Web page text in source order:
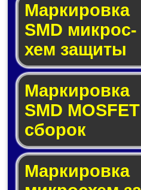
Мар­ки­ров­ка
SMD мик­рос­
хем защиты
Мар­ки­ров­ка
SMD MOSFET
сбо­рок
Мар­ки­ров­ка